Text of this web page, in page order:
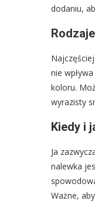
dodaniu,
nie
koloru.
wyrazisty
Kiedy i
Ja
nalewka
Ważne,